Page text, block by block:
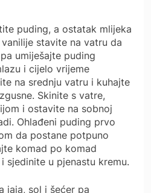
puding, a ostatak mlijeka
stavite na vatru da
umiješajte puding
i cijelo vrijeme
na srednju vatru i kuhajte
Skinite s vatre,
i ostavite na sobnoj
Ohlađeni puding prvo
da postane potpuno
komad po komad
sjedinite u pjenastu kremu.
jaja, sol i šećer pa